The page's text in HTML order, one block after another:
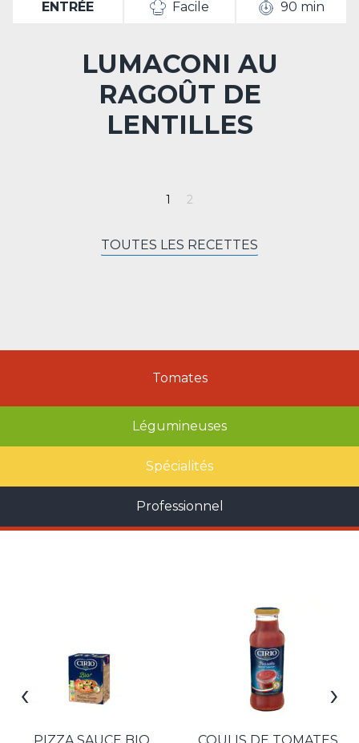
ENTRÉE Facile 90 min
LUMACONI AU
RAGOÛT DE
LENTILLES
TOUTES LES RECETTES
Tomates
Légumineuses
Spécialités
Professionnel
‹ ›